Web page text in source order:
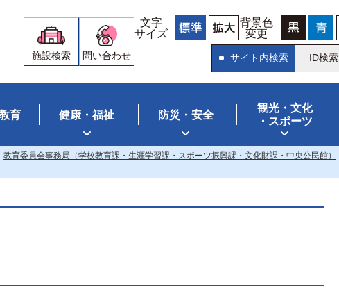
施設検索 問い合わせ
文字
サイズ
背景色
変更
サイト内検索 ID検索
育 健康・福祉 防災・安全
観光・文化
・スポーツ
教育委員会事務局（学校教育課・生涯学習課・スポーツ振興課・文化財課・中央公民館）